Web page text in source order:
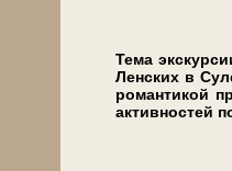
Тема
Лен­ских в
ро­ман­ти­кой
активностей